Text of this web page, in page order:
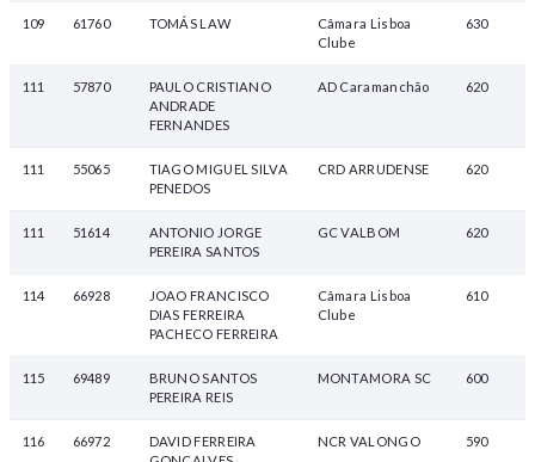
109 61760 TOMÁS LAW
Câmara Lisboa
Clube
630
111 57870
PAULO CRISTIANO
ANDRADE
FERNANDES
AD Caramanchão 620
111 55065
TIAGO MIGUEL SILVA
PENEDOS
CRD ARRUDENSE 620
111 51614
ANTONIO JORGE
PEREIRA SANTOS
GC VALBOM 620
114 66928
JOAO FRANCISCO
DIAS FERREIRA
PACHECO FERREIRA
Câmara Lisboa
Clube
610
115 69489
BRUNO SANTOS
PEREIRA REIS
MONTAMORA SC 600
116 66972
DAVID FERREIRA
NCR VALONGO 590